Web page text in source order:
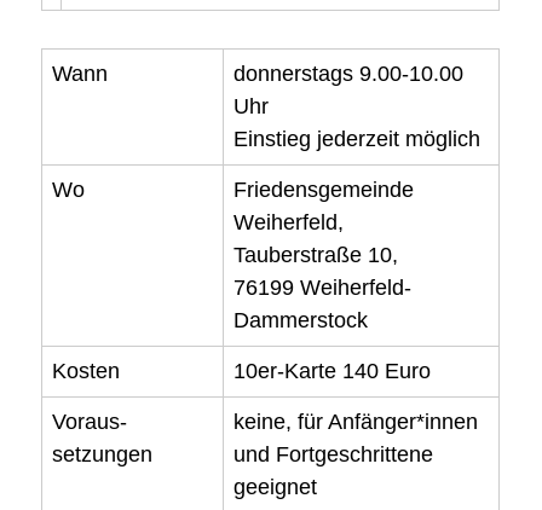
Wann
donnerstags 9.00-10.00
Uhr
Einstieg jederzeit möglich
Wo
Friedensgemeinde
Weiherfeld,
Tauberstraße 10,
76199 Weiherfeld-
Dammerstock
Kosten 10er-Karte 140 Euro
Voraus-
setzungen
keine, für Anfänger*innen
und Fortgeschrittene
geeignet